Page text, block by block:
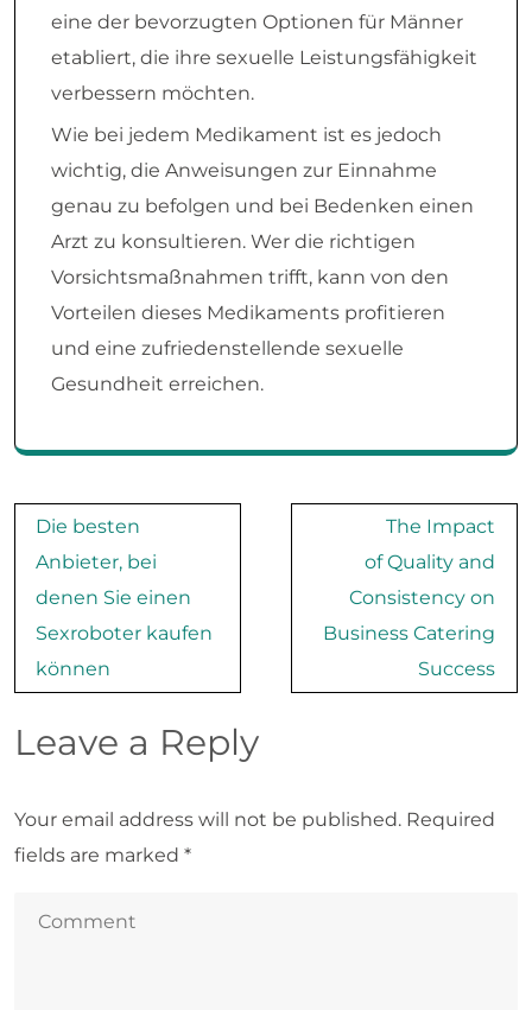
eine der bevorzugten Optionen für Männer
etabliert, die ihre sexuelle Leistungsfähigkeit
verbessern möchten.
Wie bei jedem Medikament ist es jedoch
wichtig, die Anweisungen zur Einnahme
genau zu befolgen und bei Bedenken einen
Arzt zu konsultieren. Wer die richtigen
Vorsichtsmaßnahmen trifft, kann von den
Vorteilen dieses Medikaments profitieren
und eine zufriedenstellende sexuelle
Gesundheit erreichen.
Post
navigation
Die besten
Anbieter, bei
denen Sie einen
Sexroboter kaufen
können
The Impact
of Quality and
Consistency on
Business Catering
Success
Leave a Reply
Your email address will not be published. Required
fields are marked *